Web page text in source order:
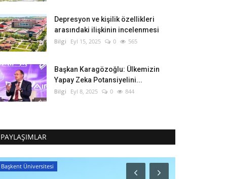
Depresyon ve kişilik özellikleri
arasındaki ilişkinin incelenmesi
Bilgi Eyl 15, 2025 0 565
Başkan Karagözoğlu: Ülkemizin
Yapay Zeka Potansiyelini...
Bilgi Eyl 8, 2025 0 844
PAYLAŞIMLAR
Başkent Üniversitesi